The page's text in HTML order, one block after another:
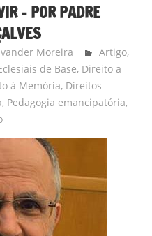
– POR PADRE
Moreira Artigo,
de Base, Direito a
à Memória, Direitos
, Pedagogia emancipatória,